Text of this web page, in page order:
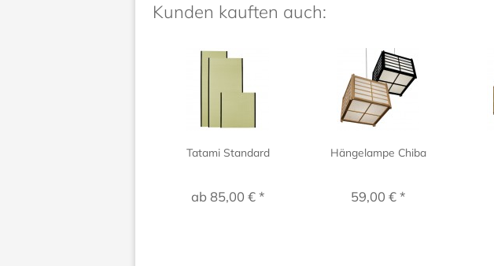
Kunden kauften auch:
Tatami Standard
ab 85,00 € *
Hängelampe Chiba
59,00 € *